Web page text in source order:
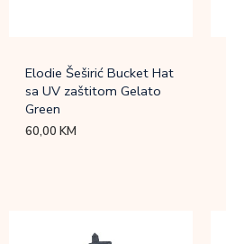
Elodie Šeširić Bucket Hat
sa UV zaštitom Gelato
Green
60,00KM